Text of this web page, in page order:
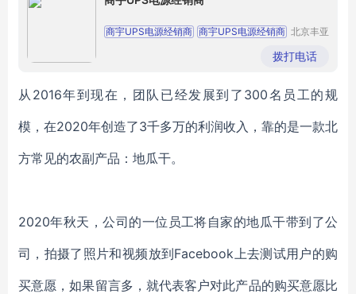
商宇UPS电源经销商 商宇UPS电源经销商 北京丰亚
发展有限
公司
拨打电话
从 2016年到现在，团队已经发展到了300名员工的规
模，在2020年创造了3千多万的利润收入，靠的是一款北
方常见的农副产品：地瓜干。
2020年秋天，公司的一位员工将自家的地瓜干带到了公
司，拍摄了照片和视频放到Facebook上去测试用户的购
买意愿，如果留言多，就代表客户对此产品的购买意愿比